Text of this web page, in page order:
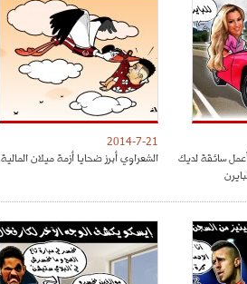
سائقة لديك
2014-7-21
الشعراوي أبرز ضحايا أزمة ميلان المالية